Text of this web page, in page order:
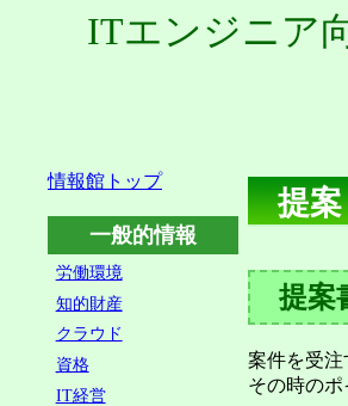
ITエンジニア
情報館トップ
一般的情報
労働環境
知的財産
クラウド
資格
IT経営
提
提案
案件を受注
その時のポ